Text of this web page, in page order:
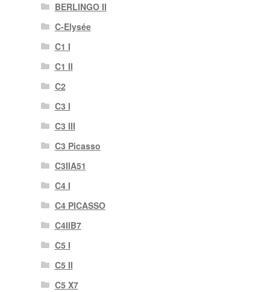
BERLINGO II
C-Elysée
C1 I
C1 II
C2
C3 I
C3 III
C3 Picasso
C3IIA51
C4 I
C4 PICASSO
C4IIB7
C5 I
C5 II
C5 X7